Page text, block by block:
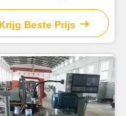
Turning Machine
Draaiwiel 50 R/Min
Krijg Beste Prijs